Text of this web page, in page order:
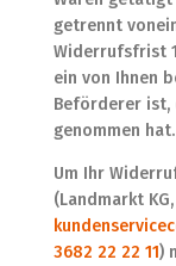
getrennt
Widerrufsfrist
ein von Ihnen
Beförderer ist,
genommen hat.
Um Ihr
(Landmarkt
3682 22 22 11)